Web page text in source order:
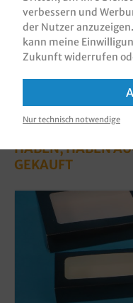
HABEN, HABEN
GEKAUFT
verbessern und
der Nutzer
kann meine
Zukunft widerrufen
Nur technisch notwendige